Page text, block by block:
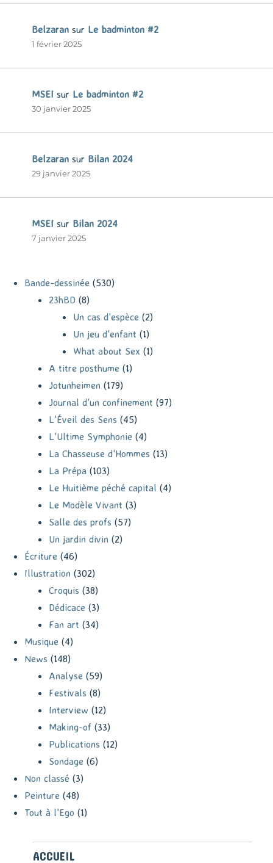
Belzaran sur Le badminton #2
1 février 2025
MSEI sur Le badminton #2
30 janvier 2025
Belzaran sur Bilan 2024
29 janvier 2025
MSEI sur Bilan 2024
7 janvier 2025
Bande-dessinée (530)
23hBD (8)
Un cas d'espèce (2)
Un jeu d'enfant (1)
What about Sex (1)
A titre posthume (1)
Jotunheimen (179)
Journal d'un confinement (97)
L'Éveil des Sens (45)
L'Ultime Symphonie (4)
La Chasseuse d'Hommes (13)
La Prépa (103)
Le Huitième péché capital (4)
Le Modèle Vivant (3)
Salle des profs (57)
Un jardin divin (2)
Écriture (46)
Illustration (302)
Croquis (38)
Dédicace (3)
Fan art (34)
Musique (4)
News (148)
Analyse (59)
Festivals (8)
Interview (12)
Making-of (33)
Publications (12)
Sondage (6)
Non classé (3)
Peinture (48)
Tout à l'Ego (1)
ACCUEIL